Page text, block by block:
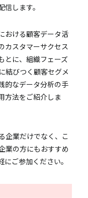
します。
おける顧客データ活
カスタマーサクセス
とに、組織フェーズ
結びつく顧客セグメ
的なデータ分析の手
方法をご紹介しま
企業だけでなく、こ
業の方にもおすすめ
ご参加ください。